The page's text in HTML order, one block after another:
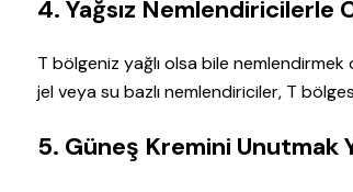
4. Yağsız Nemlendiricilerle
T bölgeniz yağlı olsa bile
jel veya su bazlı nemlendiriciler, T
5. Güneş Kremini Unutmak